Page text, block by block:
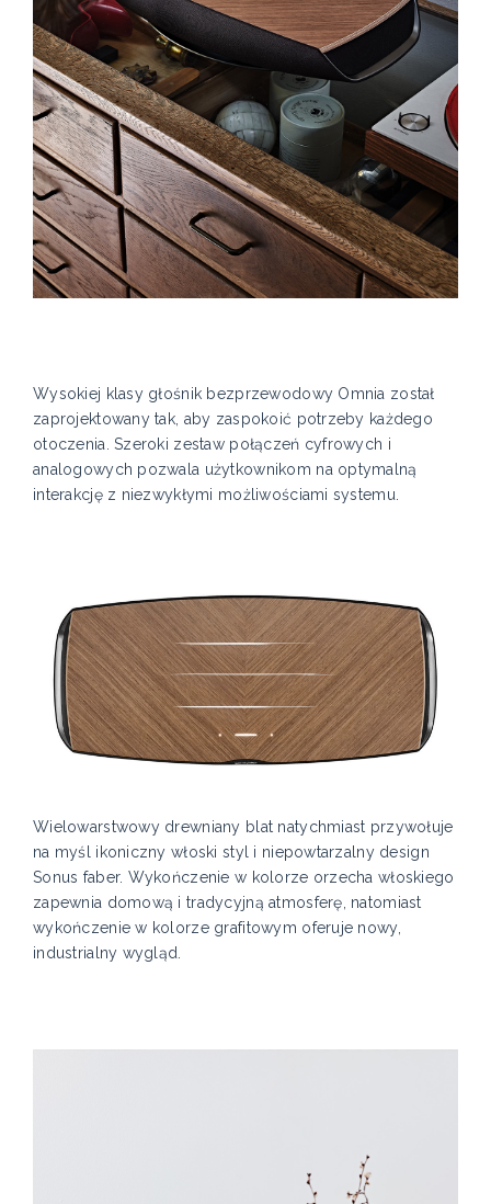
Wysokiej klasy głośnik bezprzewodowy Omnia został
zaprojektowany tak, aby zaspokoić potrzeby każdego
otoczenia. Szeroki zestaw połączeń cyfrowych i
analogowych pozwala użytkownikom na optymalną
interakcję z niezwykłymi możliwościami systemu.
Wielowarstwowy drewniany blat natychmiast przywołuje
na myśl ikoniczny włoski styl i niepowtarzalny design
Sonus faber. Wykończenie w kolorze orzecha włoskiego
zapewnia domową i tradycyjną atmosferę, natomiast
wykończenie w kolorze grafitowym oferuje nowy,
industrialny wygląd.